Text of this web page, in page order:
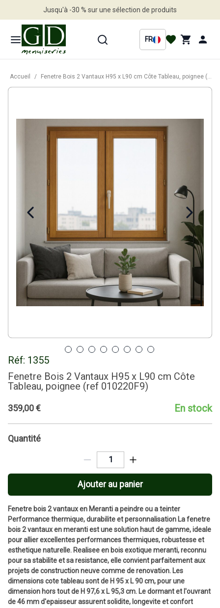
Jusqu'à -30 % sur une sélection de produits
FR
Accueil / Fenetre Bois 2 Vantaux H95 x L90 cm Côte Tableau, poignee (ref 010220F9)
Réf: 1355
Fenetre Bois 2 Vantaux H95 x L90 cm Côte
Tableau, poignee (ref 010220F9)
359,00€ En stock
Quantité
Ajouter au panier
Fenetre bois 2 vantaux en Meranti a peindre ou a teinter
Performance thermique, durabilite et personnalisation La fenetre
bois 2 vantaux en meranti est une solution haut de gamme, ideale
pour allier excellentes performances thermiques, robustesse et
esthetique naturelle. Realisee en bois exotique meranti, reconnu
pour sa stabilite et sa resistance, elle convient parfaitement aux
projets de construction neuve comme de renovation. Les
dimensions cote tableau sont de H 95 x L 90 cm, pour une
dimension hors tout de H 97,6 x L 95,3 cm. Le dormant et l'ouvrant
de 46 mm d'epaisseur assurent solidite, longevite et confort